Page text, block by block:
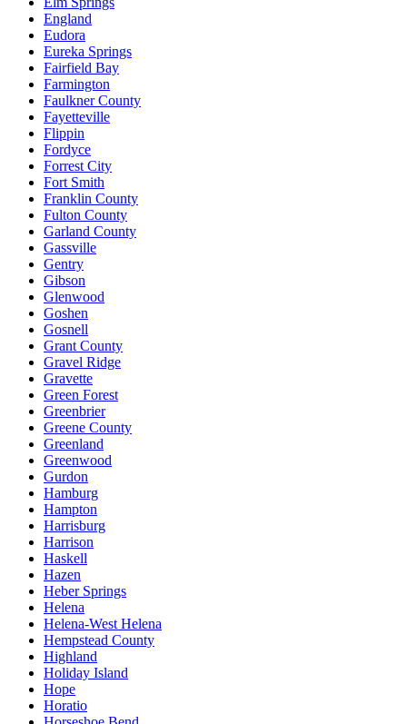
England
Eudora
Eureka Springs
Fairfield Bay
Farmington
Faulkner County
Fayetteville
Flippin
Fordyce
Forrest City
Fort Smith
Franklin County
Fulton County
Garland County
Gassville
Gentry
Gibson
Glenwood
Goshen
Gosnell
Grant County
Gravel Ridge
Gravette
Green Forest
Greenbrier
Greene County
Greenland
Greenwood
Gurdon
Hamburg
Hampton
Harrisburg
Harrison
Haskell
Hazen
Heber Springs
Helena
Helena-West Helena
Hempstead County
Highland
Holiday Island
Hope
Horatio